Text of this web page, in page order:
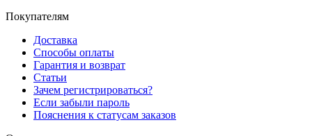
Покупателям
Доставка
Способы оплаты
Гарантия и возврат
Статьи
Зачем регистрироваться?
Если забыли пароль
Пояснения к статусам заказов